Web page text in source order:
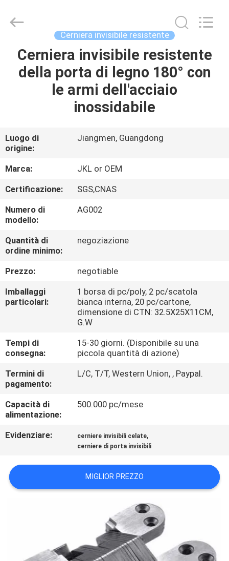
CASA
PRODOTTI
NOI
GIRO
DELLA
FABBRICA
CONTROLLO
DI
QUALITÀ
CONTATTICI
NOTIZIE
CASI
MAPPA
DEL
SITO
PRIVACY
POLICY
Co.,Ltd.
Developed
Cerniera invisibile resistente
Cerniera invisibile resistente
della porta di legno 180° con
le armi dell'acciaio
inossidabile
Luogo di
origine:
Jiangmen, Guangdong
Marca:
JKL or OEM
Certificazione:
SGS,CNAS
Numero di
modello:
AG002
Quantità di
ordine minimo:
negoziazione
Prezzo:
negotiable
Imballaggi
particolari:
1 borsa di pc/poly, 2 pc/scatola
bianca interna, 20 pc/cartone,
dimensione di CTN: 32.5X25X11CM,
G.W
Tempi di
consegna:
15-30 giorni. (Disponibile su una
piccola quantità di azione)
Termini di
pagamento:
L/C, T/T, Western Union, , Paypal.
Capacità di
alimentazione:
500.000 pc/mese
Evidenziare: cerniere invisibili celate,
cerniere di porta invisibili
MIGLIOR PREZZO